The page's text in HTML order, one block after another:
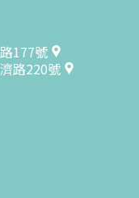
177號
路220號